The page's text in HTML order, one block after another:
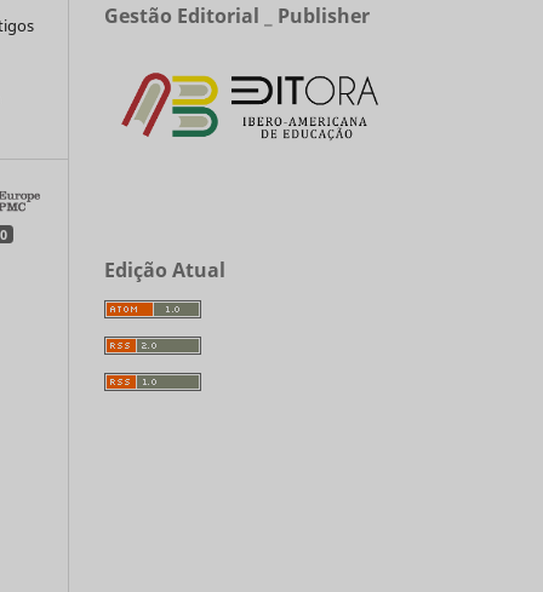
0
Gestão Editorial _ Publisher
Edição Atual